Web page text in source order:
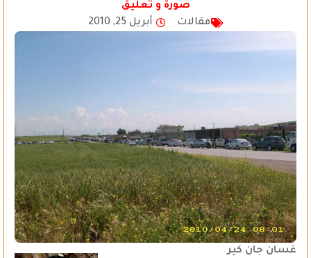
صورة و تعليق
مقالات
أبريل 25, 2010
غسان جان كير